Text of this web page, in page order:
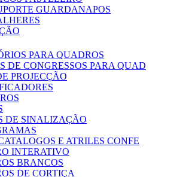
GUARDANAPOS
PARA QUADROS
DE CONGRESSOS PARA QUAD
PROJECÇÃO
DE SINALIZAÇÃO
E ATRILES CONFE
INTERATIVO
BRANCOS
DE CORTIÇA